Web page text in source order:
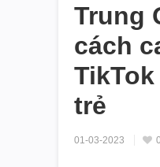
Trung
cách
trẻ
01-03-2023 0